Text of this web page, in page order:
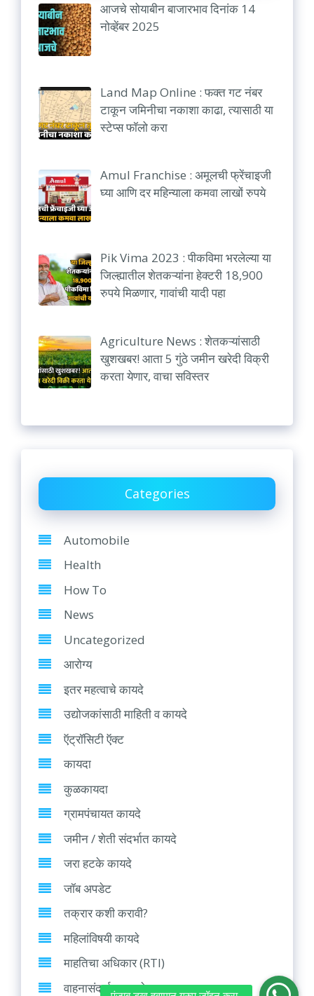
आजचे सोयाबीन बाजारभाव दिनांक 14
नोव्हेंबर 2025
Land Map Online : फक्त गट नंबर
टाकून जमिनीचा नकाशा काढा, त्यासाठी या
स्टेप्स फॉलो करा
Amul Franchise : अमूलची फ्रेंचाइजी
घ्या आणि दर महिन्याला कमवा लाखों रुपये
Pik Vima 2023 : पीकविमा भरलेल्या या
जिल्ह्यातील शेतकऱ्यांना हेक्टरी 18,900
रुपये मिळणार, गावांची यादी पहा
Agriculture News : शेतकऱ्यांसाठी
खुशखबर! आता 5 गुंठे जमीन खरेदी विक्री
करता येणार, वाचा सविस्तर
Categories
Automobile
Health
How To
News
Uncategorized
आरोग्य
इतर महत्वाचे कायदे
उद्योजकांसाठी माहिती व कायदे
ऍट्रॉसिटी ऍक्ट
कायदा
कुळकायदा
ग्रामपंचायत कायदे
जमीन / शेती संदर्भात कायदे
जरा हटके कायदे
जॉब अपडेट
तक्रार कशी करावी?
महिलांविषयी कायदे
माहतिचा अधिकार (RTI)
वाहनासंदर्भात कायदे